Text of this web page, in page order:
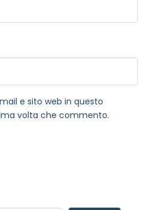
e sito web in questo
volta che commento.